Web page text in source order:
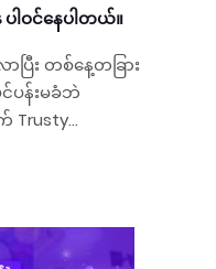
ဝင်နေပါတယ်။
း တစ်နေ့တခြား
ပန်းမခံဘဲ